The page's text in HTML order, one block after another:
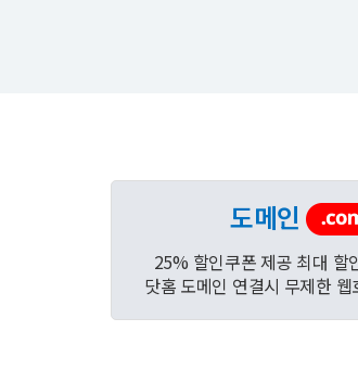
도메인
25% 할인쿠폰 제공 최대 할
닷홈 도메인 연결시 무제한